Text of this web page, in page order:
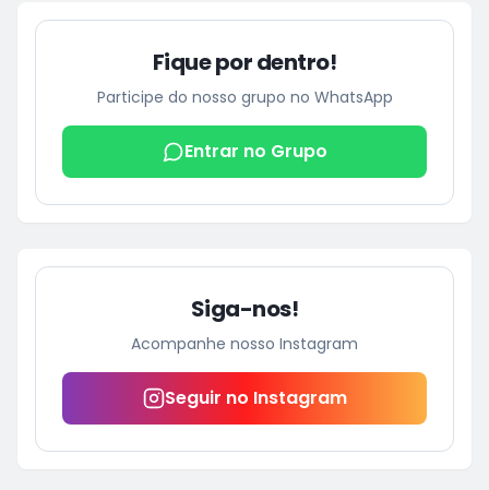
Fique por dentro!
Participe do nosso grupo no WhatsApp
Entrar no Grupo
Siga-nos!
Acompanhe nosso Instagram
Seguir no Instagram